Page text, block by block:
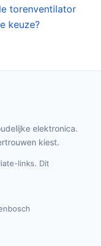
torenventilator
keuze?
elektronica.
kiest.
links. Dit